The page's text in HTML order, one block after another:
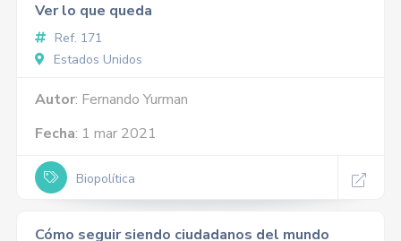
Ver lo que queda
Ref. 171
Estados Unidos
Autor: Fernando Yurman
Fecha: 1 mar 2021
Biopolítica
Cómo seguir siendo ciudadanos del mundo